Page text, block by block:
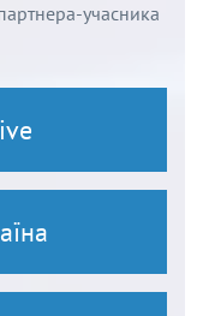
учасника